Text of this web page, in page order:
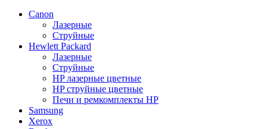
Canon
Лазерные
Струйные
Hewlett Packard
Лазерные
Струйные
HP лазерные цветные
HP струйные цветные
Печи и ремкомплекты HP
Samsung
Xerox